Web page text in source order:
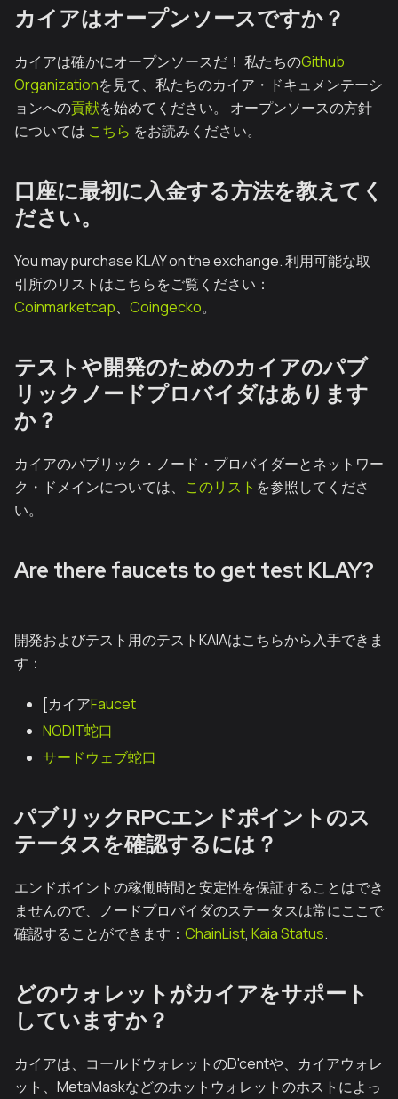
カイアはオープンソースですか？
カイアは確かにオープンソースだ！ 私たちのGithub
Organizationを見て、私たちのカイア・ドキュメンテーシ
ョンへの貢献を始めてください。 オープンソースの方針
については こちら をお読みください。
口座に最初に入金する方法を教えてく
ださい。
You may purchase KLAY on the exchange. 利用可能な取
引所のリストはこちらをご覧ください：
Coinmarketcap、 Coingecko。
テストや開発のためのカイアのパブ
リックノードプロバイダはあります
か？
カイアのパブリック・ノード・プロバイダーとネットワー
ク・ドメインについては、 このリスト を参照してくださ
い。
Are there faucets to get test KLAY?
開発およびテスト用のテストKAIAはこちらから入手できま
す：
[カイアFaucet
NODIT蛇口
サードウェブ蛇口
パブリックRPCエンドポイントのス
テータスを確認するには？
エンドポイントの稼働時間と安定性を保証することはでき
ませんので、ノードプロバイダのステータスは常にここで
確認することができます： ChainList, Kaia Status.
どのウォレットがカイアをサポート
していますか？
カイアは、コールドウォレットのD'centや、カイアウォレ
ット、MetaMaskなどのホットウォレットのホストによっ